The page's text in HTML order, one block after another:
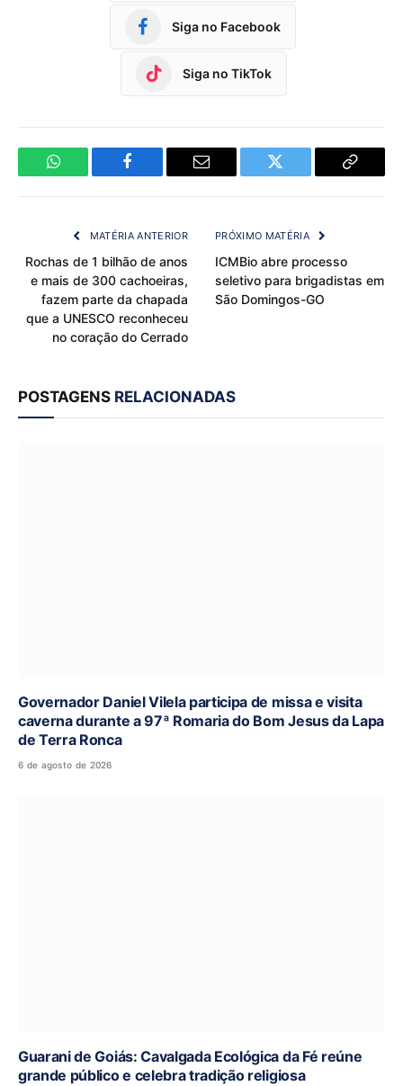
Siga no Facebook
Siga no TikTok
WhatsApp Facebook Email Twitter
Copy
MATÉRIA ANTERIOR
Rochas de 1 bilhão de anos
e mais de 300 cachoeiras,
fazem parte da chapada
que a UNESCO reconheceu
no coração do Cerrado
PRÓXIMO MATÉRIA
ICMBio abre processo
seletivo para brigadistas em
São Domingos-GO
POSTAGENS RELACIONADAS
Governador Daniel Vilela participa de missa e visita
caverna durante a 97ª Romaria do Bom Jesus da Lapa
de Terra Ronca
6 de agosto de 2026
Guarani de Goiás: Cavalgada Ecológica da Fé reúne
grande público e celebra tradição religiosa